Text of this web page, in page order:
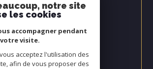
CLIENTS
ADHÉRONS
notre site
les cookies
accompagner pendant
votre visite.
acceptez l'utilisation des
afin de vous proposer des